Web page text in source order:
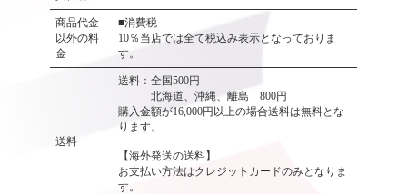
商品代金
以外の料
金
■消費税
10％当店では全て税込み表示となっておりま
す。
送料
送料：全国500円
北海道、沖縄、離島 800円
購入金額が16,000円以上の場合送料は無料とな
ります。
【海外発送の送料】
お支払い方法はクレジットカードのみとなりま
す。